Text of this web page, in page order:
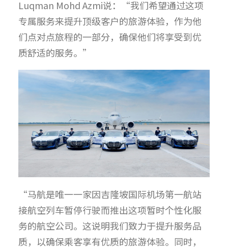
Luqman Mohd Azmi说：“我们希望通过这项
专属服务来提升顶级客户的旅游体验，作为他
们点对点旅程的一部分，确保他们将享受到优
质舒适的服务。”
“马航是唯一一家因吉隆坡国际机场第一航站
接航空列车暂停行驶而推出这项暂时个性化服
务的航空公司。这说明我们致力于提升服务品
质，以确保乘客享有优质的旅游体验。同时，